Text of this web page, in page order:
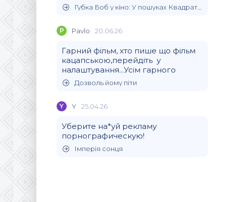
Губка Боб у кіно: У пошуках Квадратних Штанів
P Pavlo 20.06.26
Гарний фільм, хто пише що фільм
кацапською,перейдіть у
налаштування...Усім гарного
Дозволь йому піти
Y Y 25.04.26
Уберите на*уй рекламу
порнографическую!
Імперія сонця